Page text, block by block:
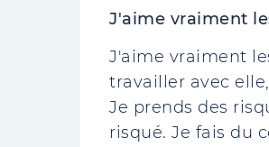
J'aime vraiment
J'aime vraiment
travailler avec
Je prends des
risqué. Je fais du